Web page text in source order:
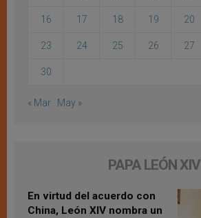
16 17 18 19 20
23 24 25 26 27
30
« Mar May »
PAPA LEÓN XIV
En virtud del acuerdo con
China, León XIV nombra un